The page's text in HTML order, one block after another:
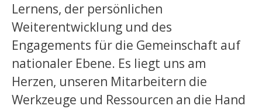
Lernens, der persönlichen
Weiterentwicklung und des
Engagements für die Gemeinschaft auf
nationaler Ebene. Es liegt uns am
Herzen, unseren Mitarbeitern die
Werkzeuge und Ressourcen an die Hand